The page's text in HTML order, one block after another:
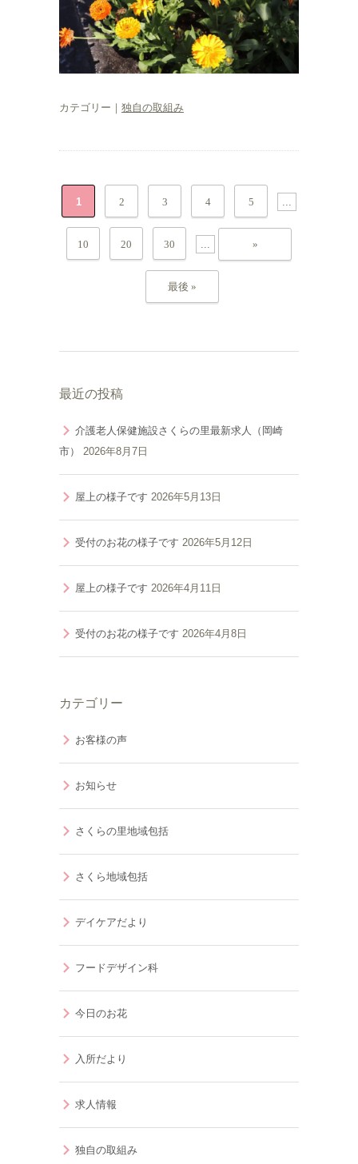
カテゴリー｜ 独自の取組み
1 2 3 4 5
10 20 30 »
最後 »
最近の投稿
介護老人保健施設さくらの里最新求人（岡崎
市）
2026年8月7日
屋上の様子です 2026年5月13日
受付のお花の様子です 2026年5月12日
屋上の様子です 2026年4月11日
受付のお花の様子です 2026年4月8日
カテゴリー
お客様の声
お知らせ
さくらの里地域包括
さくら地域包括
デイケアだより
フードデザイン科
今日のお花
入所だより
求人情報
独自の取組み